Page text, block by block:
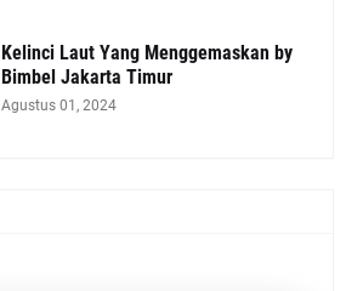
Kelinci Laut Yang Menggemaskan by
Bimbel Jakarta Timur
Agustus 01, 2024